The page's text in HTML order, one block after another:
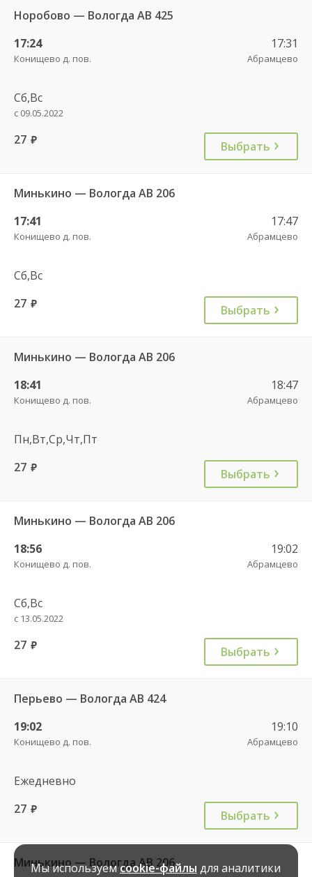
Норобово — Вологда АВ 425
17:24
Конищево д. пов.
17:31
Абрамцево
Сб,Вс
с 09.05.2022
27 руб. Выбрать
Минькино — Вологда АВ 206
17:41
Конищево д. пов.
17:47
Абрамцево
Сб,Вс
27 руб. Выбрать
Минькино — Вологда АВ 206
18:41
Конищево д. пов.
18:47
Абрамцево
Пн,Вт,Ср,Чт,Пт
27 руб. Выбрать
Минькино — Вологда АВ 206
18:56
Конищево д. пов.
19:02
Абрамцево
Сб,Вс
с 13.05.2022
27 руб. Выбрать
Перьево — Вологда АВ 424
19:02
Конищево д. пов.
19:10
Абрамцево
Ежедневно
27 руб. Выбрать
Минькино — Вологда АВ 206
Мы используемcookie-файлы для аналитики